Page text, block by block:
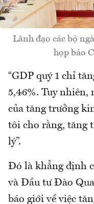
Lãnh đạo các bộ
họp báo
“GDP quý 1 chỉ
5,46%. Tuy nhiên,
của tăng trưởng
tôi cho rằng, tăng
lý”.
Đó là khẳng định
và Đầu tư Đào
báo giới về việc